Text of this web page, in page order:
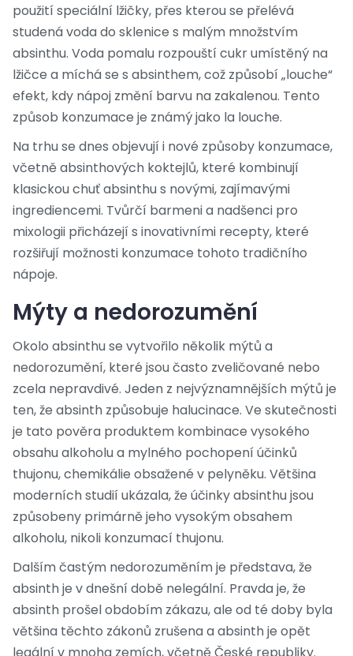
použití speciální lžičky, přes kterou se přelévá
studená voda do sklenice s malým množstvím
absinthu. Voda pomalu rozpouští cukr umístěný na
lžičce a míchá se s absinthem, což způsobí „louche“
efekt, kdy nápoj změní barvu na zakalenou. Tento
způsob konzumace je známý jako la louche.
Na trhu se dnes objevují i nové způsoby konzumace,
včetně absinthových koktejlů, které kombinují
klasickou chuť absinthu s novými, zajímavými
ingrediencemi. Tvůrčí barmeni a nadšenci pro
mixologii přicházejí s inovativními recepty, které
rozšiřují možnosti konzumace tohoto tradičního
nápoje.
Mýty a nedorozumění
Okolo absinthu se vytvořilo několik mýtů a
nedorozumění, které jsou často zveličované nebo
zcela nepravdivé. Jeden z nejvýznamnějších mýtů je
ten, že absinth způsobuje halucinace. Ve skutečnosti
je tato pověra produktem kombinace vysokého
obsahu alkoholu a mylného pochopení účinků
thujonu, chemikálie obsažené v pelyněku. Většina
moderních studií ukázala, že účinky absinthu jsou
způsobeny primárně jeho vysokým obsahem
alkoholu, nikoli konzumací thujonu.
Dalším častým nedorozuměním je představa, že
absinth je v dnešní době nelegální. Pravda je, že
absinth prošel obdobím zákazu, ale od té doby byla
většina těchto zákonů zrušena a absinth je opět